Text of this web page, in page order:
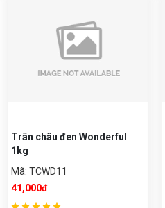
Trân châu đen Wonderful
1kg
Mã: TCWD11
41,000đ